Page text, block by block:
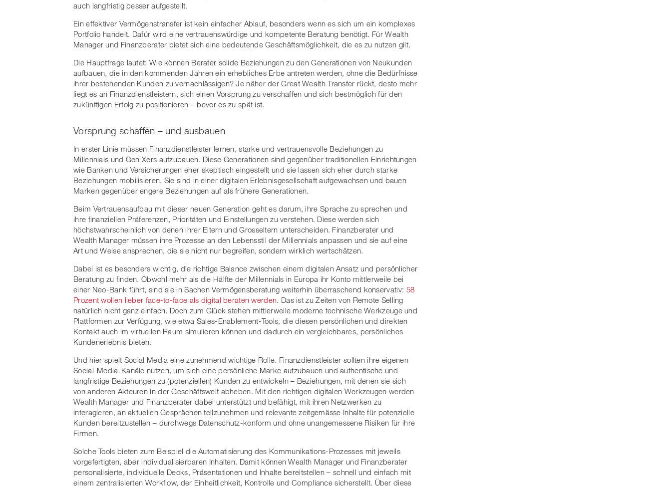
auch langfristig besser aufgestellt.
Ein effektiver Vermögenstransfer ist kein einfacher Ablauf, besonders wenn es sich um ein komplexes
Portfolio handelt. Dafür wird eine vertrauenswürdige und kompetente Beratung benötigt. Für Wealth
Manager und Finanzberater bietet sich eine bedeutende Geschäftsmöglichkeit, die es zu nutzen gilt.
Die Hauptfrage lautet: Wie können Berater solide Beziehungen zu den Generationen von Neukunden
aufbauen, die in den kommenden Jahren ein erhebliches Erbe antreten werden, ohne die Bedürfnisse
ihrer bestehenden Kunden zu vernachlässigen? Je näher der Great Wealth Transfer rückt, desto mehr
liegt es an Finanzdienstleistern, sich einen Vorsprung zu verschaffen und sich bestmöglich für den
zukünftigen Erfolg zu positionieren – bevor es zu spät ist.
Vorsprung schaffen – und ausbauen
In erster Linie müssen Finanzdienstleister lernen, starke und vertrauensvolle Beziehungen zu
Millennials und Gen Xers aufzubauen. Diese Generationen sind gegenüber traditionellen Einrichtungen
wie Banken und Versicherungen eher skeptisch eingestellt und sie lassen sich eher durch starke
Beziehungen mobilisieren. Sie sind in einer digitalen Erlebnisgesellschaft aufgewachsen und bauen
Marken gegenüber engere Beziehungen auf als frühere Generationen.
Beim Vertrauensaufbau mit dieser neuen Generation geht es darum, ihre Sprache zu sprechen und
ihre finanziellen Präferenzen, Prioritäten und Einstellungen zu verstehen. Diese werden sich
höchstwahrscheinlich von denen ihrer Eltern und Grosseltern unterscheiden. Finanzberater und
Wealth Manager müssen ihre Prozesse an den Lebensstil der Millennials anpassen und sie auf eine
Art und Weise ansprechen, die sie nicht nur begreifen, sondern wirklich wertschätzen.
Dabei ist es besonders wichtig, die richtige Balance zwischen einem digitalen Ansatz und persönlicher
Beratung zu finden. Obwohl mehr als die Hälfte der Millennials in Europa ihr Konto mittlerweile bei
einer Neo-Bank führt, sind sie in Sachen Vermögensberatung weiterhin überraschend konservativ: 58
Prozent wollen lieber face-to-face als digital beraten werden. Das ist zu Zeiten von Remote Selling
natürlich nicht ganz einfach. Doch zum Glück stehen mittlerweile moderne technische Werkzeuge und
Plattformen zur Verfügung, wie etwa Sales-Enablement-Tools, die diesen persönlichen und direkten
Kontakt auch im virtuellen Raum simulieren können und dadurch ein vergleichbares, persönliches
Kundenerlebnis bieten.
Und hier spielt Social Media eine zunehmend wichtige Rolle. Finanzdienstleister sollten ihre eigenen
Social-Media-Kanäle nutzen, um sich eine persönliche Marke aufzubauen und authentische und
langfristige Beziehungen zu (potenziellen) Kunden zu entwickeln – Beziehungen, mit denen sie sich
von anderen Akteuren in der Geschäftswelt abheben. Mit den richtigen digitalen Werkzeugen werden
Wealth Manager und Finanzberater dabei unterstützt und befähigt, mit ihren Netzwerken zu
interagieren, an aktuellen Gesprächen teilzunehmen und relevante zeitgemässe Inhalte für potenzielle
Kunden bereitzustellen – durchwegs Datenschutz-konform und ohne unangemessene Risiken für ihre
Firmen.
Solche Tools bieten zum Beispiel die Automatisierung des Kommunikations-Prozesses mit jeweils
vorgefertigten, aber individualisierbaren Inhalten. Damit können Wealth Manager und Finanzberater
personalisierte, individuelle Decks, Präsentationen und Inhalte bereitstellen – schnell und einfach mit
einem zentralisierten Workflow, der Einheitlichkeit, Kontrolle und Compliance sicherstellt. Über diese